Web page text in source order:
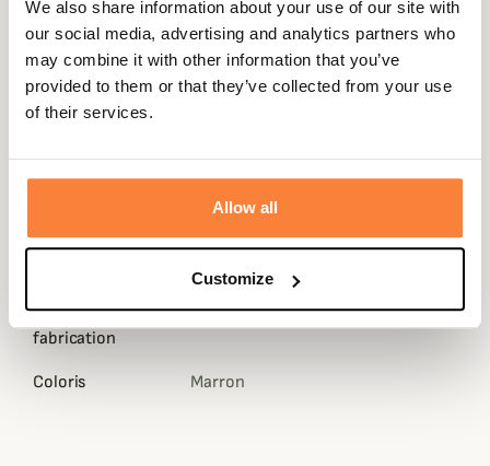
We also share information about your use of our site with
our social media, advertising and analytics partners who
may combine it with other information that you’ve
provided to them or that they’ve collected from your use
of their services.
Allow all
Customize
L'accessoire de chasse classique et intemporel
indispensable pour toutes vos chasses au petit comme
au gros gibier.
Fiche technique
Longueur 123 cm
7 balles 7 à 9 mm, 14 cartouches cal.
Cuir
Pays de
fabrication
France
Coloris Marron